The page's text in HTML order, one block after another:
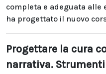
completa e adeguata alle
ha progettato il nuovo
Progettare la cura
narrativa.